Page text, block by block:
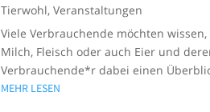
Tierwohl,Veranstaltungen
Viele Verbrauchende möchten
Milch, Fleisch oder auch Eier und
Verbrauchende*r dabei einen
MEHR LESEN